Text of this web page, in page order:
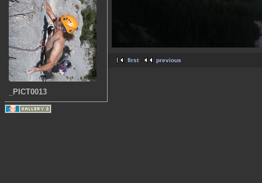
_PICT0013
first previous